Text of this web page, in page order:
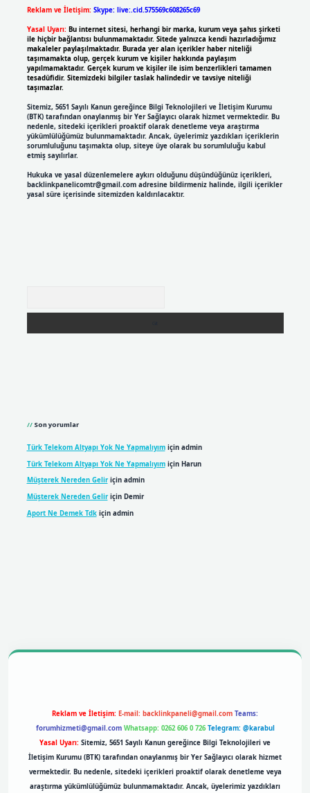
Reklam ve İletişim: Skype: live:.cid.575569c608265c69
Yasal Uyarı: Bu internet sitesi, herhangi bir marka, kurum veya şahıs şirketi
ile hiçbir bağlantısı bulunmamaktadır. Sitede yalnızca kendi hazırladığımız
makaleler paylaşılmaktadır. Burada yer alan içerikler haber niteliği
taşımamakta olup, gerçek kurum ve kişiler hakkında paylaşım
yapılmamaktadır. Gerçek kurum ve kişiler ile isim benzerlikleri tamamen
tesadüfidir. Sitemizdeki bilgiler taslak halindedir ve tavsiye niteliği
taşımazlar.
Sitemiz, 5651 Sayılı Kanun gereğince Bilgi Teknolojileri ve İletişim Kurumu
(BTK) tarafından onaylanmış bir Yer Sağlayıcı olarak hizmet vermektedir. Bu
nedenle, sitedeki içerikleri proaktif olarak denetleme veya araştırma
yükümlülüğümüz bulunmamaktadır. Ancak, üyelerimiz yazdıkları içeriklerin
sorumluluğunu taşımakta olup, siteye üye olarak bu sorumluluğu kabul
etmiş sayılırlar.
Hukuka ve yasal düzenlemelere aykırı olduğunu düşündüğünüz içerikleri,
backlinkpanelicomtr@gmail.comadresine bildirmeniz halinde, ilgili içerikler
yasal süre içerisinde sitemizden kaldırılacaktır.
Son yorumlar
Türk Telekom Altyapı Yok Ne Yapmalıyımiçin admin
Türk Telekom Altyapı Yok Ne Yapmalıyımiçin Harun
Müşterek Nereden Geliriçin admin
Müşterek Nereden Geliriçin Demir
Aport Ne Demek Tdkiçin admin
Reklam ve İletişim: E-mail: backlinkpaneli@gmail.com Teams:
forumhizmeti@gmail.com Whatsapp: 0262 606 0 726 Telegram: @karabul
Yasal Uyarı: Sitemiz, 5651 Sayılı Kanun gereğince Bilgi Teknolojileri ve
İletişim Kurumu (BTK) tarafından onaylanmış bir Yer Sağlayıcı olarak hizmet
vermektedir. Bu nedenle, sitedeki içerikleri proaktif olarak denetleme veya
araştırma yükümlülüğümüz bulunmamaktadır. Ancak, üyelerimiz yazdıkları